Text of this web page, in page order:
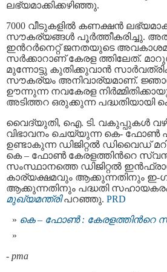
ലഭ്യമാക്കിക്കഴിഞ്ഞു.
7000 വീടുകളിൽ കണക്ഷൻ
സൗകര്യങ്ങൾ പൂർത്തീകരിച്ചു.
ഇന്‍റർനെറ്റ് ജനതയുടെ
സർക്കാറാണ് കേരള ത്തിലേത്.
മുന്നോട്ടു കുതിക്കുവാൻ
സൗകര്യം അനിവാര്യമാണ്.
ഊന്നുന്ന നവകേരള
അടിത്തറ ഒരുക്കുന്ന പദ്ധതിയായി
വൈദ്യുതി, ഐ. ടി. വകുപ്പുകൾ
വിഭാവനം ചെയ്യുന്ന കെ- ഫോൺ
ഉണ്ടാകുന്ന ഡിജിറ്റൽ ഡിവൈഡ്
കെ – ഫോൺ കേരളത്തിന്‍റെ
സംസ്ഥാനത്തെ ഡിജിറ്റൽ
കാര്യക്ഷമവും ആക്കുന്നതിനും
ആക്കുന്നതിനും പദ്ധതി
മുഖ്യമന്ത്രിപറഞ്ഞു. PRD
കെ – ഫോണ്‍ : കേരളത്തിന്‍റെ
- pma